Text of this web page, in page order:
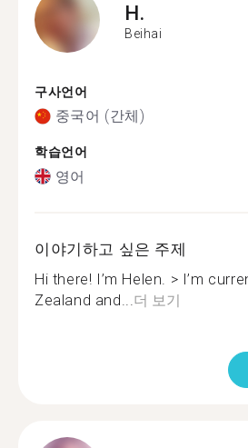
H.
Beihai
구사언어
중국어 (간체)
학습언어
영어
이야기하고 싶은 주제
Hi there! I’m Helen. > I’m
Zealand and... 더 보기